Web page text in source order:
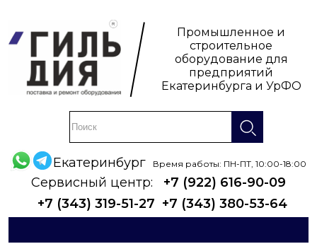
Промышленное и
строительное
оборудование для
предприятий
Екатеринбурга и УрФО
Екатеринбург Время работы: ПН-ПТ, 10:00-18:00
Сервисный центр:
+7 (922) 616-90-09
+7 (343) 319-51-27 +7 (343) 380-53-64